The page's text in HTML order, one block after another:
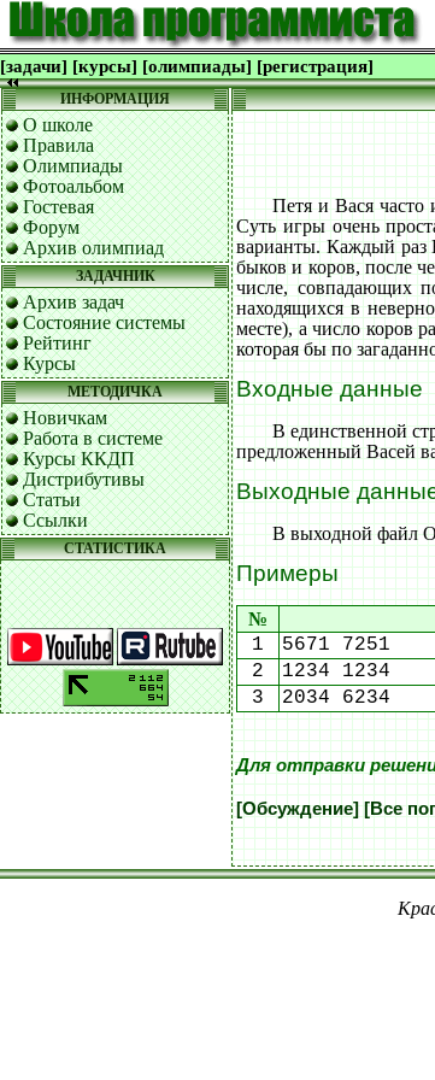
[задачи] [курсы] [олимпиады] [регистрация]
ИНФОРМАЦИЯ
О школе
Правила
Олимпиады
Фотоальбом
Гостевая
Форум
Архив олимпиад
ЗАДАЧНИК
Архив задач
Состояние системы
Рейтинг
Курсы
МЕТОДИЧКА
Новичкам
Работа в системе
Курсы ККДП
Дистрибутивы
Статьи
Ссылки
СТАТИСТИКА
Петя и Вася часто
Суть игры очень
варианты. Каждый раз
быков и коров, после
числе, совпадающих
находящихся в
месте), а число коров
которая бы по
Входные данные
В единственной
предложенный Васей
Выходные
В выходной файл
Примеры
№
1 5671 7251
2
1234 1234
3
2034 6234
Для отправки
[Обсуждение] [Все